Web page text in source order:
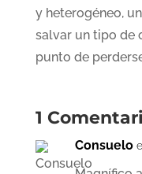
y heterogéneo,
salvar un tipo de
punto de
1
Consuelo